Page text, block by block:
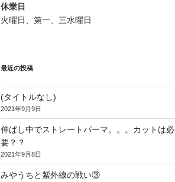
休業日
火曜日、第一、三水曜日
最近の投稿
(タイトルなし)
2021年9月9日
伸ばし中でストレートパーマ。。。カットは必
要？？
2021年9月8日
みやうちと紫外線の戦い③